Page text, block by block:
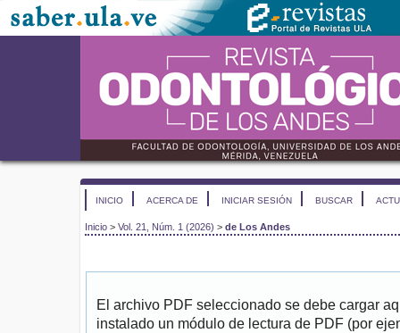
INICIO ACERCA DE INICIAR SESIÓN BUSCAR
Inicio > Vol. 21, Núm. 1 (2026) > de Los Andes
El archivo PDF seleccionado se debe cargar
instalado un módulo de lectura de PDF (por